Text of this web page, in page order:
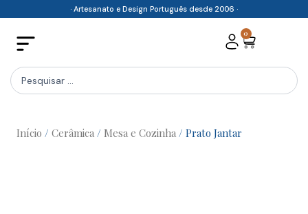
content
· Artesanato e Design Português desde 2006 ·
0
Cart
Search
...
Início / Cerâmica / Mesa e Cozinha / Prato Jantar